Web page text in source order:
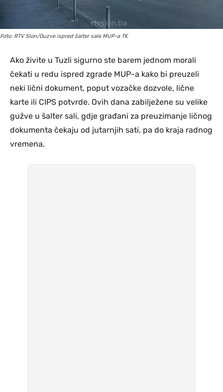
Foto: RTV Slon/Guzve ispred šalter sale MUP-a TK
Ako živite u Tuzli sigurno ste barem jednom morali
čekati u redu ispred zgrade MUP-a kako bi preuzeli
neki lični dokument, poput vozačke dozvole, lične
karte ili CIPS potvrde. Ovih dana zabilježene su velike
gužve u šalter sali, gdje građani za preuzimanje ličnog
dokumenta čekaju od jutarnjih sati, pa do kraja radnog
vremena.